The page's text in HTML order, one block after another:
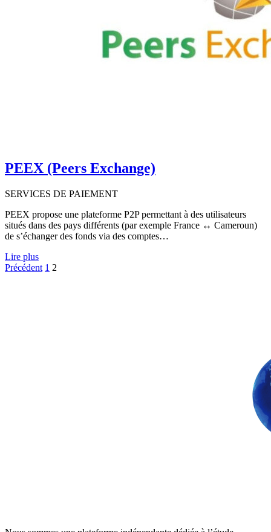
PEEX (Peers Exchange)
SERVICES DE PAIEMENT
PEEX propose une plateforme P2P permettant à des utilisateurs
situés dans des pays différents (par exemple France ↔ Cameroun)
de s’échanger des fonds via des comptes…
Lire plus
Pagination
Précédent 1 2